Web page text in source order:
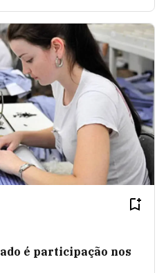
é participação nos